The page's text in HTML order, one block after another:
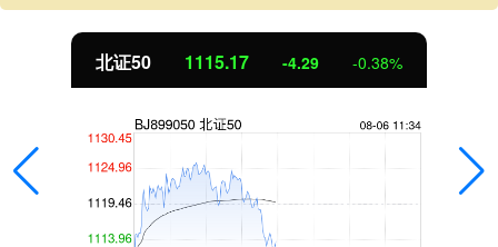
北证50 1115.17 -4.29 -0.38%